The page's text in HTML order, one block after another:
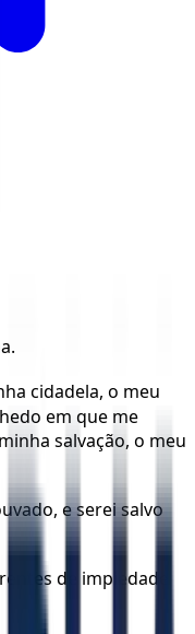
cidadela, o meu
em que me
salvação, o meu
e serei salvo
de impiedade